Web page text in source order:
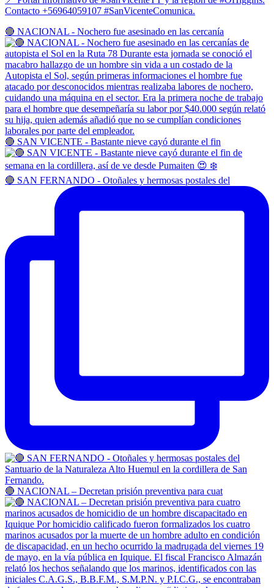
Contacto +56964059107 #SanVicenteComunica.
🔴 NACIONAL - Nochero fue asesinado en las cercanía
🔴 SAN VICENTE - Bastante nieve cayó durante el fin
🔴 SAN FERNANDO - Otoñales y hermosas postales del
🔴 NACIONAL – Decretan prisión preventiva para cuat